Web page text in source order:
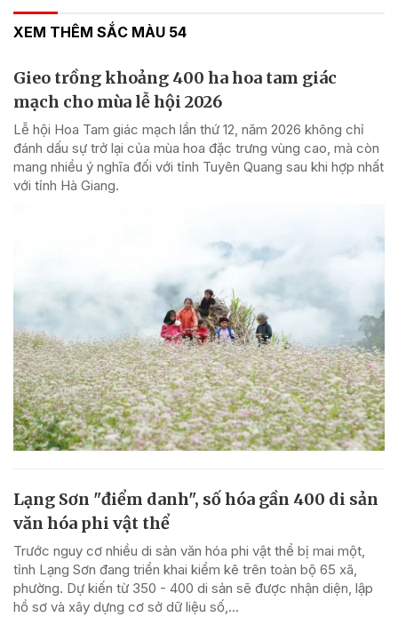
XEM THÊM SẮC MÀU 54
Gieo trồng khoảng 400 ha hoa tam giác
mạch cho mùa lễ hội 2026
Lễ hội Hoa Tam giác mạch lần thứ 12, năm 2026 không chỉ
đánh dấu sự trở lại của mùa hoa đặc trưng vùng cao, mà còn
mang nhiều ý nghĩa đối với tỉnh Tuyên Quang sau khi hợp nhất
với tỉnh Hà Giang.
Lạng Sơn "điểm danh", số hóa gần 400 di sản
văn hóa phi vật thể
Trước nguy cơ nhiều di sản văn hóa phi vật thể bị mai một,
tỉnh Lạng Sơn đang triển khai kiểm kê trên toàn bộ 65 xã,
phường. Dự kiến từ 350 - 400 di sản sẽ được nhận diện, lập
hồ sơ và xây dựng cơ sở dữ liệu số,...